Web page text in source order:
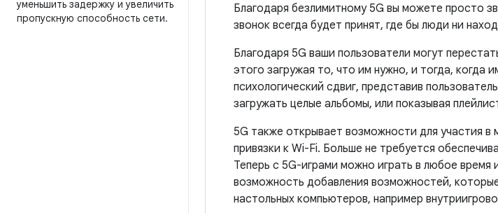
уменьшить задержку и увеличить
пропускную способность сети.
Благодаря безлимитному 5G вы можете просто
звонок всегда будет принят, где бы люди ни
Благодаря 5G ваши пользователи могут
этого загружая то, что им нужно, и тогда,
психологический сдвиг, представив
загружать целые альбомы, или показывая
5G также открывает возможности для участия в
привязки к Wi-Fi. Больше не требуется
Теперь с 5G-играми можно играть в любое
возможность добавления возможностей,
настольных компьютеров, например